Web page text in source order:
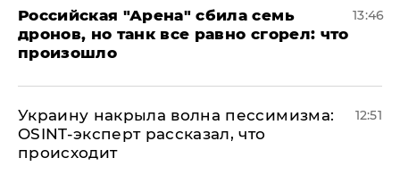
​Российская "Арена" сбила семь
дронов, но танк все равно сгорел: что
произошло
13:46
​Украину накрыла волна пессимизма:
OSINT-эксперт рассказал, что
происходит
12:51